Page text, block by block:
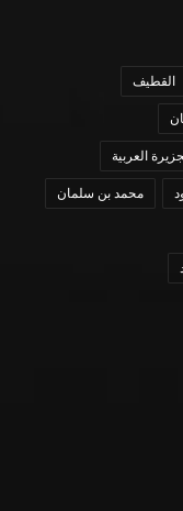
القطيف
العربية
محمد بن سلمان